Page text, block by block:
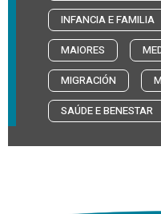
INFANCIA E FAMILIA
MAIORES
MIGRACIÓN
SAÚDE E BENESTAR